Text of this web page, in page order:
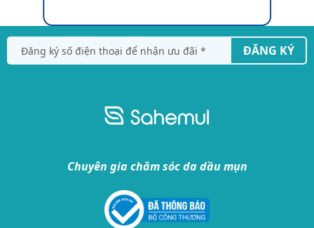
ĐĂNG KÝ
Chuyên gia chăm sóc da dầu mụn